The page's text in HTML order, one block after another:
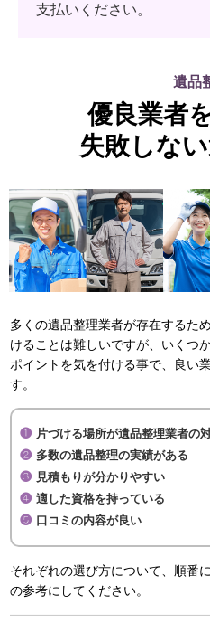
支払いください。
遺品
優良業者
失敗しな
多くの遺品整理業者が存在するた
けることは難しいですが、いくつ
ポイントを気を付ける事で、良い
す。
片づける場所が遺品整理業者の
多数の遺品整理の実績がある
見積もりが分かりやすい
適した資格を持っている
口コミの内容が良い
それぞれの選び方について、順番
の参考にしてください。